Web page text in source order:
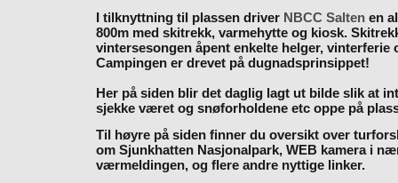
I tilknyttning til plassen driver NBCC Saltenen
800m med skitrekk, varmehytte og kiosk.
vintersesongen åpent enkelte helger, vinterferie
Campingen er drevet på dugnadsprinsippet!
Her på siden blir det daglig lagt ut bilde slik at
sjekke været og snøforholdene etc oppe på
Til høyre på siden finner du oversikt over
om Sjunkhatten Nasjonalpark, WEB kamera i
værmeldingen, og flere andre nyttige linker.